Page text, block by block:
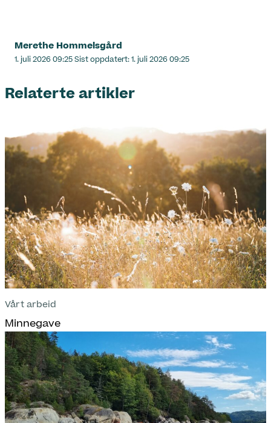
Merethe Hommelsgård
Lagt
1. juli 2026 09:25Sist oppdatert:1. juli 2026 09:25
Relaterte artikler
Vårt arbeid
Minnegave